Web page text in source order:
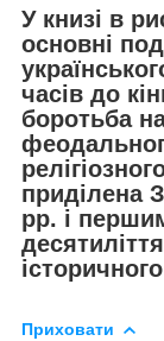
У книзі в
основні
часів до
боротьба
приділена
рр. і
Приховати